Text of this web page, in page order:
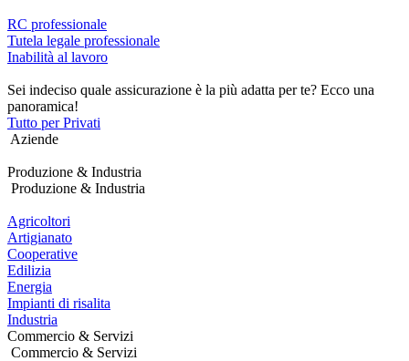
RC professionale
Tutela legale professionale
Inabilità al lavoro
Sei indeciso quale assicurazione è la più adatta per te? Ecco una
panoramica!
Tutto per Privati
Aziende
Produzione & Industria
Produzione & Industria
Agricoltori
Artigianato
Cooperative
Edilizia
Energia
Impianti di risalita
Industria
Commercio & Servizi
Commercio & Servizi